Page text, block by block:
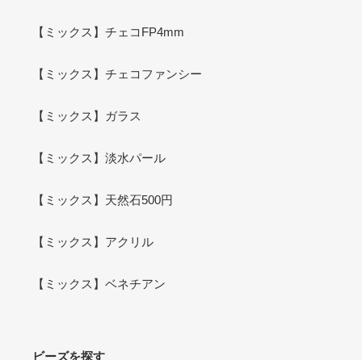
【ミックス】チェコFP4mm
【ミックス】チェコファンシー
【ミックス】ガラス
【ミックス】淡水パール
【ミックス】天然石500円
【ミックス】アクリル
【ミックス】ベネチアン
ビーズを探す